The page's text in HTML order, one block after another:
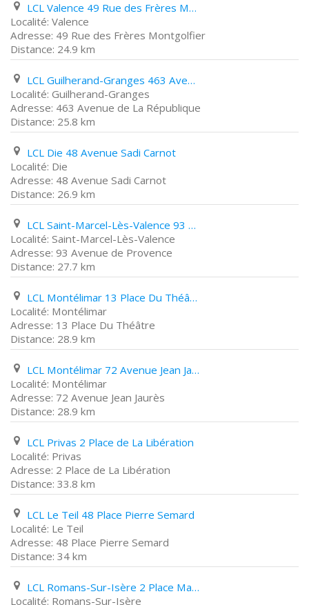
LCL Valence 49 Rue des Frères Montgolfier
Valence
49 Rue des Frères Montgolfier
24.9 km
LCL Guilherand-Granges 463 Avenue de La République
Guilherand-Granges
463 Avenue de La République
25.8 km
LCL Die 48 Avenue Sadi Carnot
Die
48 Avenue Sadi Carnot
26.9 km
LCL Saint-Marcel-Lès-Valence 93 Avenue de Provence
Saint-Marcel-Lès-Valence
93 Avenue de Provence
27.7 km
LCL Montélimar 13 Place Du Théâtre
Montélimar
13 Place Du Théâtre
28.9 km
LCL Montélimar 72 Avenue Jean Jaurès
Montélimar
72 Avenue Jean Jaurès
28.9 km
LCL Privas 2 Place de La Libération
Privas
2 Place de La Libération
33.8 km
LCL Le Teil 48 Place Pierre Semard
Le Teil
48 Place Pierre Semard
34 km
LCL Romans-Sur-Isère 2 Place Maurice Fauré
Romans-Sur-Isère